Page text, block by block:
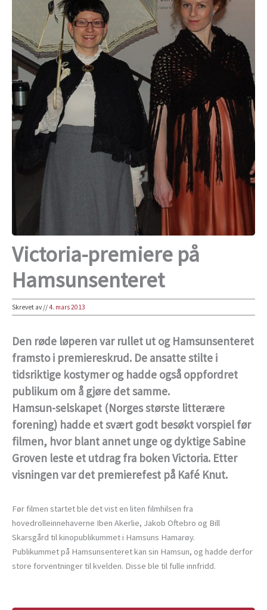
Victoria-premiere på
Hamsunsenteret
Skrevet av//4. mars 2013
Den røde løperen var rullet ut og Hamsunsenteret
framsto i premiereskrud. De ansatte stilte i
tidsriktige kostymer og hadde også oppfordret
publikum om å gjøre det samme.
Hamsun-selskapet (Norges største litterære
forening) hadde et svært godt besøkt vorspiel før
filmen, hvor blant annet unge og dyktige Sabine
Groven leste et utdrag fra boken Victoria. Etter
visningen var det premierefest på Kafé Knut.
Før filmen startet ble det vist en liten filmhilsen fra
hovedrolleinnehaverne Iben Akerlie, Jakob Oftebro og Bill
Skarsgård til kinopublikummet i Hamsuns Hamarøy.
Publikummet på Hamsunsenteret kan sin Hamsun, og hadde derfor
store forventninger til kvelden. Disse ble til fulle innfridd.